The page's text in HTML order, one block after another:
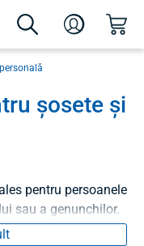
șosete și
pentru persoanele
sau a genunchilor.